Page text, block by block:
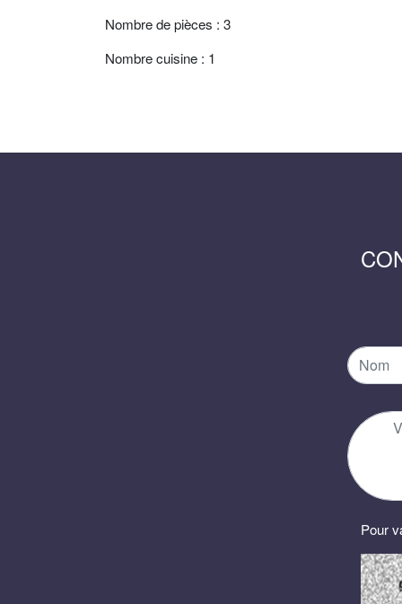
Nombre de pièces : 3
Nombre cuisine : 1
Pour